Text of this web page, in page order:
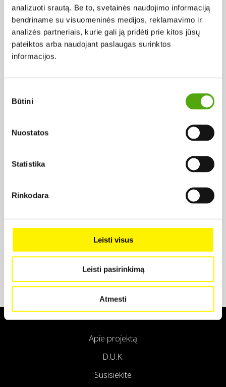
analizuoti srautą. Be to, svetainės naudojimo informaciją
bendriname su visuomeninės medijos, reklamavimo ir
analizės partneriais, kurie gali ją pridėti prie kitos jūsų
pateiktos arba naudojant paslaugas surinktos
informacijos.
pasirinkimas
Būtini
Nuostatos
Statistika
Rinkodara
Leisti visus
Leisti pasirinkimą
Atmesti
Apie projektą
D.U.K.
Susisiekite